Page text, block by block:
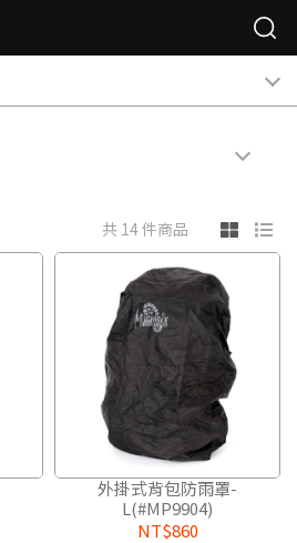
共 14 件商品
外掛式背包防雨罩-
L(#MP9904)
NT$860